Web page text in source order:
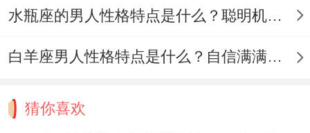
避免炫耀性消费。
领域吉时禁忌
谈判签约上午10点避免口头承诺
水瓶座的男人性格特点是什么？聪明机智理性冷静
白羊座男人性格特点是什么？自信满满但缺乏耐心
猜你喜欢